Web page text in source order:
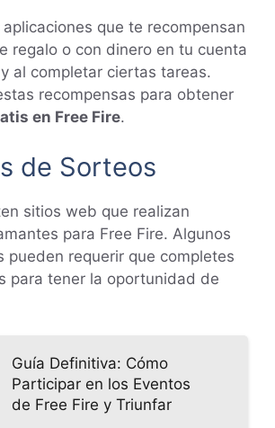
que te recompensan
regalo o con dinero en tu cuenta
al completar ciertas tareas.
recompensas para obtener
en Free Fire.
de Sorteos
sitios web que realizan
para Free Fire. Algunos
pueden requerir que completes
para tener la oportunidad de
Guía Definitiva: Cómo
Participar en los Eventos
de Free Fire y Triunfar